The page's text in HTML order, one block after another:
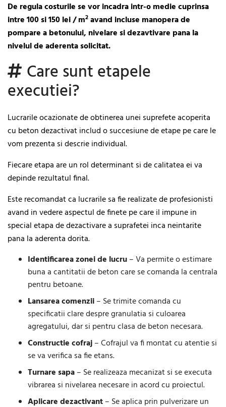
De regula costurile se vor incadra intr-o medie cuprinsa
intre 100 si 150 lei / m2 avand incluse manopera de
pompare a betonului, nivelare si dezavtivare pana la
nivelul de aderenta solicitat.
Care sunt etapele
executiei?
Lucrarile ocazionate de obtinerea unei suprefete acoperita
cu beton dezactivat includ o succesiune de etape pe care le
vom prezenta si descrie individual.
Fiecare etapa are un rol determinant si de calitatea ei va
depinde rezultatul final.
Este recomandat ca lucrarile sa fie realizate de profesionisti
avand in vedere aspectul de finete pe care il impune in
special etapa de dezactivare a suprafetei inca neintarite
pana la aderenta dorita.
Identificarea zonei de lucru– Va permite o estimare
buna a cantitatii de beton care se comanda la centrala
pentru betoane.
Lansarea comenzii– Se trimite comanda cu
specificatii clare despre granulatia si culoarea
agregatului, dar si pentru clasa de beton necesara.
Constructie cofraj– Cofrajul va fi montat cu atentie si
se va verifica sa fie etans.
Turnare sapa– Se realizeaza mecanizat si se executa
vibrarea si nivelarea necesare in acord cu proiectul.
Aplicare dezactivant– Se aplica prin pulverizare un